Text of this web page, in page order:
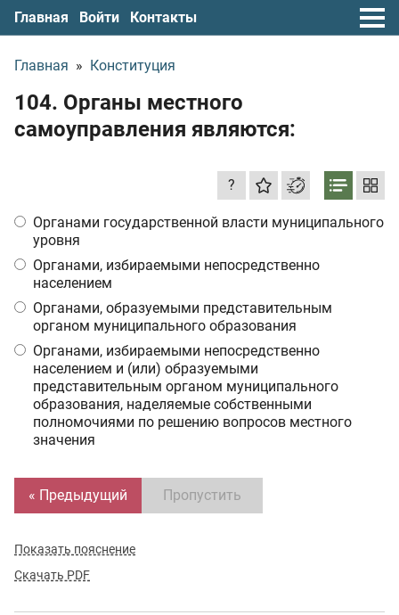
Главная Войти Контакты
Главная » Конституция
104. Органы местного
самоуправления являются:
?
Органами государственной власти муниципального
уровня
Органами, избираемыми непосредственно
населением
Органами, образуемыми представительным
органом муниципального образования
Органами, избираемыми непосредственно
населением и (или) образуемыми
представительным органом муниципального
образования, наделяемые собственными
полномочиями по решению вопросов местного
значения
« Предыдущий Пропустить
Показать пояснение
Скачать PDF